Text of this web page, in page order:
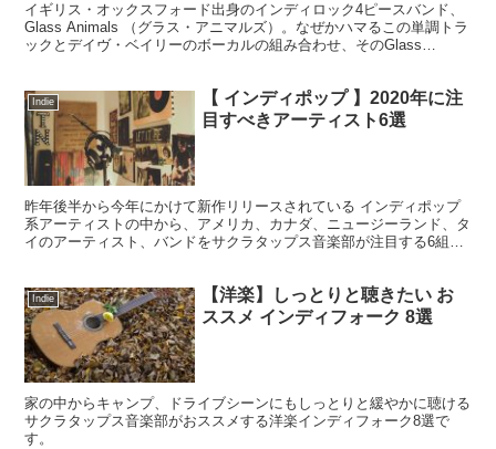
イギリス・オックスフォード出身のインディロック4ピースバンド、
Glass Animals （グラス・アニマルズ）。なぜかハマるこの単調トラ
ックとデイヴ・ベイリーのボーカルの組み合わせ、そのGlass
Indie
【 インディポップ 】2020年に注
目すべきアーティスト6選
昨年後半から今年にかけて新作リリースされている インディポップ
系アーティストの中から、アメリカ、カナダ、ニュージーランド、タ
イのアーティスト、バンドをサクラタップス音楽部が注目する6組
Indie
【洋楽】しっとりと聴きたい お
ススメ インディフォーク 8選
家の中からキャンプ、ドライブシーンにもしっとりと緩やかに聴ける
サクラタップス音楽部がおススメする洋楽インディフォーク8選で
す。